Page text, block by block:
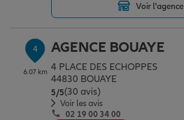
Tous nos devis d'assurance
Voir l'agence
4
6.07 km
AGENCE BOUAYE
4 PLACE DES ECHOPPES
44830 BOUAYE
5/5Note de 5 sur 5
(30 avis)
Voir les avis
02 19 00 34 00